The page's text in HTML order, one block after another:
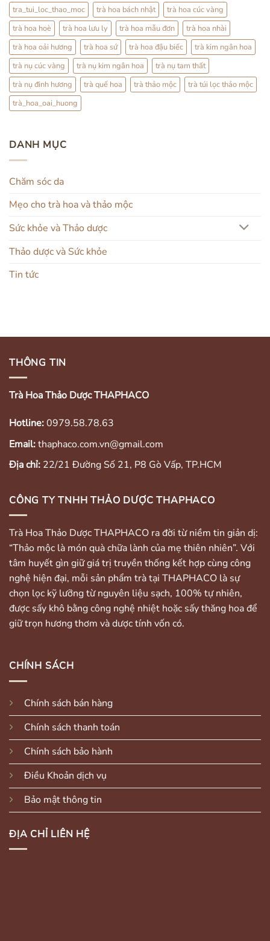
tra_tui_loc_thao_moc
trà hoa bách nhật
trà hoa cúc vàng
trà hoa hoè
trà hoa lưu ly trà hoa mẫu đơn
trà hoa nhài
trà hoa oải hương
trà hoa sứ trà hoa đậu biếc
trà kim ngân hoa
trà nụ cúc vàng
trà nụ kim ngân hoa
trà nụ tam thất
trà nụ đinh hương
trà quế hoa trà thảo mộc
trà túi lọc thảo mộc
trà_hoa_oai_huong
DANH MỤC
Chăm sóc da
Mẹo cho trà hoa và thảo mộc
Sức khỏe và Thảo dược
Thảo dược và Sức khỏe
Tin tức
THÔNG TIN
Trà Hoa Thảo Dược THAPHACO
Hotline:0979.58.78.63
Email:thaphaco.com.vn@gmail.com
Địa chỉ: 22/21 Đường Số 21, P8 Gò Vấp, TP.HCM
CÔNG TY TNHH THẢO DƯỢC THAPHACO
Trà Hoa Thảo Dược THAPHACO ra đời từ niềm tin giản dị:
“Thảo mộc là món quà chữa lành của mẹ thiên nhiên”. Với
tâm huyết gìn giữ giá trị truyền thống kết hợp cùng công
nghệ hiện đại, mỗi sản phẩm trà tại THAPHACO là sự
chọn lọc kỹ lưỡng từ nguyên liệu sạch, 100% tự nhiên,
được sấy khô bằng công nghệ nhiệt hoặc sấy thăng hoa để
giữ trọn hương thơm và dược tính vốn có.
CHÍNH SÁCH
Chính sách bán hàng
Chính sách thanh toán
Chính sách bảo hành
Điều Khoản dịch vụ
Bảo mật thông tin
ĐỊA CHỈ LIÊN HỆ